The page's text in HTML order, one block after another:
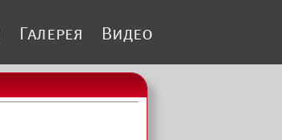
Галерея Видео